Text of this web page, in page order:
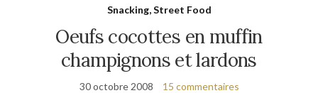
Snacking, Street Food
Oeufs cocottes en muffin
champignons et lardons
30 octobre 2008 15 commentaires